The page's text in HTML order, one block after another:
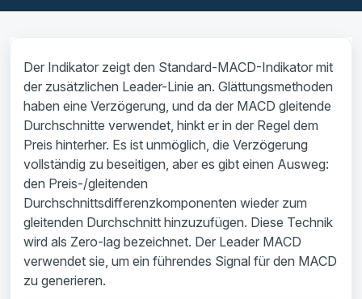
Der Indikator zeigt den Standard-MACD-Indikator mit
der zusätzlichen Leader-Linie an. Glättungsmethoden
haben eine Verzögerung, und da der MACD gleitende
Durchschnitte verwendet, hinkt er in der Regel dem
Preis hinterher. Es ist unmöglich, die Verzögerung
vollständig zu beseitigen, aber es gibt einen Ausweg:
den Preis-/gleitenden
Durchschnittsdifferenzkomponenten wieder zum
gleitenden Durchschnitt hinzuzufügen. Diese Technik
wird als Zero-lag bezeichnet. Der Leader MACD
verwendet sie, um ein führendes Signal für den MACD
zu generieren.